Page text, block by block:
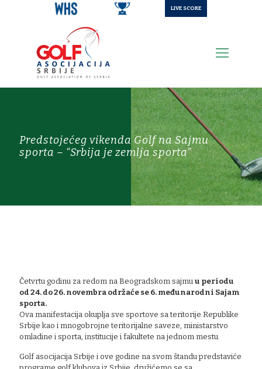
LIVE SCORE
Predstojećeg vikenda Golf na Sajmu
sporta – “Srbija je zemlja sporta”
Četvrtu godinu za redom na Beogradskom sajmu u periodu
od 24. do 26. novembra održaće se 6. međunarodni Sajam
sporta.
Ova manifestacija okuplja sve sportove sa teritorije Republike
Srbije kao i mnogobrojne teritorijalne saveze, ministarstvo
omladine i sporta, institucije i fakultete na jednom mestu.
Golf asocijacija Srbije i ove godine na svom štandu predstaviće